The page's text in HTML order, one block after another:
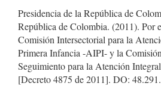
Presidencia de la República de
República de Colombia. (2011). Por
Comisión Intersectorial para la
Primera Infancia -AIPI- y la
Seguimiento para la Atención
[Decreto 4875 de 2011]. DO: 48.291.